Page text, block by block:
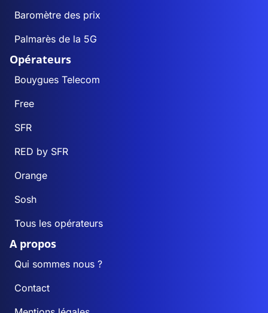
Baromètre des prix
Palmarès de la 5G
Opérateurs
Bouygues Telecom
Free
SFR
RED by SFR
Orange
Sosh
Tous les opérateurs
A propos
Qui sommes nous ?
Contact